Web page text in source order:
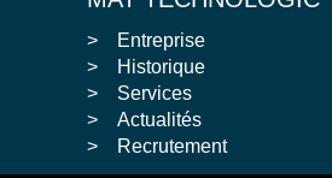
Entreprise
Historique
Services
Actualités
Recrutement